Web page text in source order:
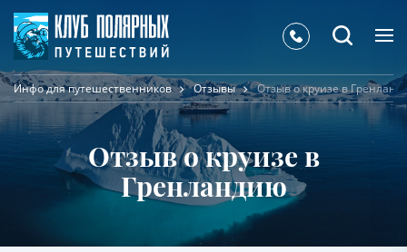
Инфо для путешественников Отзывы Отзыв о круизе в
Отзыв о круизе в
Гренландию